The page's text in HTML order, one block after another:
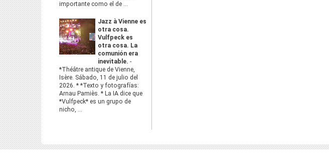
importante como el de ...
Jazz à Vienne es
otra cosa.
Vulfpeck es
otra cosa. La
comunión era
inevitable. -
*Théâtre antique de Vienne,
Isère. Sábado, 11 de julio del
2026. * *Texto y fotografías:
Arnau Pamiès. * La IA dice que
*Vulfpeck* es un grupo de
nicho, ...